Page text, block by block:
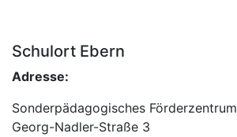
Schulort Ebern
Adresse:
Sonderpädagogisches Förderzentrum
Georg-Nadler-Straße 3